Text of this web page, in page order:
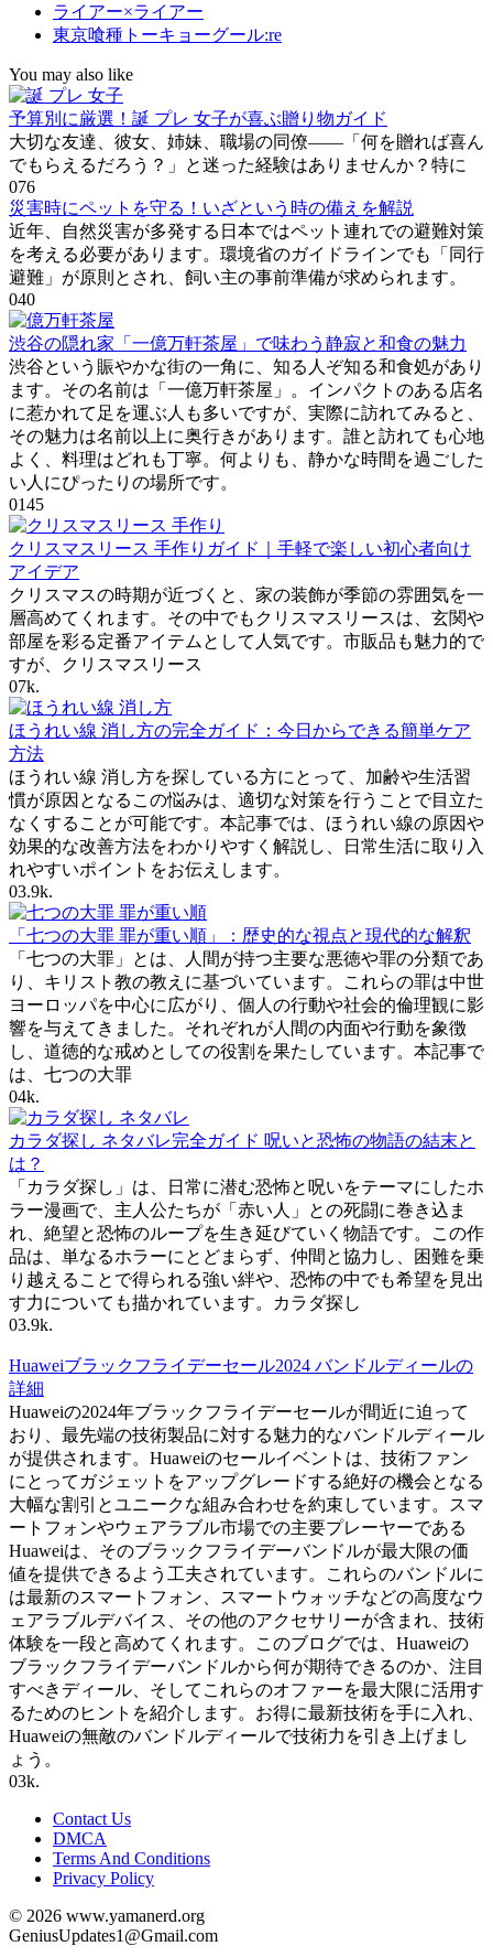
ライアー×ライアー
東京喰種トーキョーグール:re
You may also like
予算別に厳選！誕 プレ 女子が喜ぶ贈り物ガイド
大切な友達、彼女、姉妹、職場の同僚――「何を贈れば喜ん
でもらえるだろう？」と迷った経験はありませんか？特に
076
災害時にペットを守る！いざという時の備えを解説
近年、自然災害が多発する日本ではペット連れでの避難対策
を考える必要があります。環境省のガイドラインでも「同行
避難」が原則とされ、飼い主の事前準備が求められます。
040
渋谷の隠れ家「一億万軒茶屋」で味わう静寂と和食の魅力
渋谷という賑やかな街の一角に、知る人ぞ知る和食処があり
ます。その名前は「一億万軒茶屋」。インパクトのある店名
に惹かれて足を運ぶ人も多いですが、実際に訪れてみると、
その魅力は名前以上に奥行きがあります。誰と訪れても心地
よく、料理はどれも丁寧。何よりも、静かな時間を過ごした
い人にぴったりの場所です。
0145
クリスマスリース 手作りガイド｜手軽で楽しい初心者向け
アイデア
クリスマスの時期が近づくと、家の装飾が季節の雰囲気を一
層高めてくれます。その中でもクリスマスリースは、玄関や
部屋を彩る定番アイテムとして人気です。市販品も魅力的で
すが、クリスマスリース
07k.
ほうれい線 消し方の完全ガイド：今日からできる簡単ケア
方法
ほうれい線 消し方を探している方にとって、加齢や生活習
慣が原因となるこの悩みは、適切な対策を行うことで目立た
なくすることが可能です。本記事では、ほうれい線の原因や
効果的な改善方法をわかりやすく解説し、日常生活に取り入
れやすいポイントをお伝えします。
03.9k.
「七つの大罪 罪が重い順」：歴史的な視点と現代的な解釈
「七つの大罪」とは、人間が持つ主要な悪徳や罪の分類であ
り、キリスト教の教えに基づいています。これらの罪は中世
ヨーロッパを中心に広がり、個人の行動や社会的倫理観に影
響を与えてきました。それぞれが人間の内面や行動を象徴
し、道徳的な戒めとしての役割を果たしています。本記事で
は、七つの大罪
04k.
カラダ探し ネタバレ完全ガイド 呪いと恐怖の物語の結末と
は？
「カラダ探し」は、日常に潜む恐怖と呪いをテーマにしたホ
ラー漫画で、主人公たちが「赤い人」との死闘に巻き込ま
れ、絶望と恐怖のループを生き延びていく物語です。この作
品は、単なるホラーにとどまらず、仲間と協力し、困難を乗
り越えることで得られる強い絆や、恐怖の中でも希望を見出
す力についても描かれています。カラダ探し
03.9k.
Huaweiブラックフライデーセール2024 バンドルディールの
詳細
Huaweiの2024年ブラックフライデーセールが間近に迫って
おり、最先端の技術製品に対する魅力的なバンドルディール
が提供されます。Huaweiのセールイベントは、技術ファン
にとってガジェットをアップグレードする絶好の機会となる
大幅な割引とユニークな組み合わせを約束しています。スマ
ートフォンやウェアラブル市場での主要プレーヤーである
Huaweiは、そのブラックフライデーバンドルが最大限の価
値を提供できるよう工夫されています。これらのバンドルに
は最新のスマートフォン、スマートウォッチなどの高度なウ
ェアラブルデバイス、その他のアクセサリーが含まれ、技術
体験を一段と高めてくれます。このブログでは、Huaweiの
ブラックフライデーバンドルから何が期待できるのか、注目
すべきディール、そしてこれらのオファーを最大限に活用す
るためのヒントを紹介します。お得に最新技術を手に入れ、
Huaweiの無敵のバンドルディールで技術力を引き上げまし
ょう。
03k.
Contact Us
DMCA
Terms And Conditions
Privacy Policy
© 2026 www.yamanerd.org
GeniusUpdates1@Gmail.com